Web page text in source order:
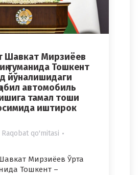
Шавкат Мирзиёев
туманида Тошкент
йўналишидаги
автомобиль
тамал тоши
иштирок
Raqobat qo'mitasi
Мирзиёев Ўрта
Тошкент –